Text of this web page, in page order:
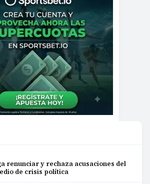
renunciar y rechaza acusaciones del
de crisis política